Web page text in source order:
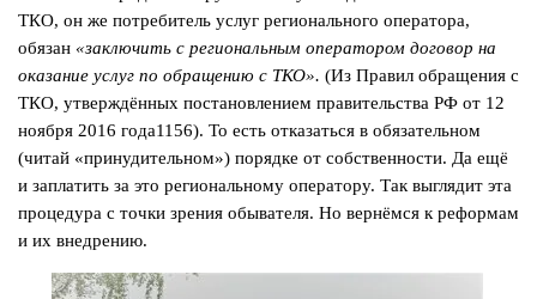
ТКО, он же потребитель услуг регионального оператора,
обязан «заключить с региональным оператором договор на
оказание услуг по обращению с ТКО». (Из Правил обращения с
ТКО, утверждённых постановлением правительства РФ от 12
ноября 2016 года1156). То есть отказаться в обязательном
(читай «принудительном») порядке от собственности. Да ещё
и заплатить за это региональному оператору. Так выглядит эта
процедура с точки зрения обывателя. Но вернёмся к реформам
и их внедрению.